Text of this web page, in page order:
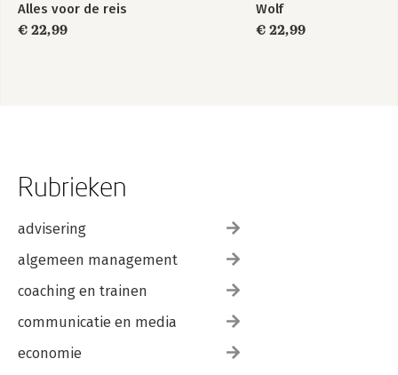
Alles voor de reis
€ 22,99
Wolf
€ 22,99
Rubrieken
advisering
algemeen management
coaching en trainen
communicatie en media
economie